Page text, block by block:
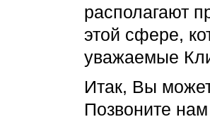
располагают
этой сфере,
уважаемые
Итак, Вы
Позвоните